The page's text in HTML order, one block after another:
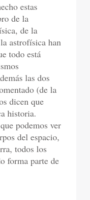
estas
de la
de la
astrofísica han
todo está
las dos
(de la
dicen que
historia.
podemos ver
del espacio,
todos los
forma parte de